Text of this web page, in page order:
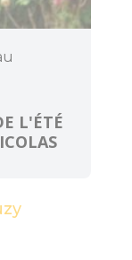
L'ÉTÉ